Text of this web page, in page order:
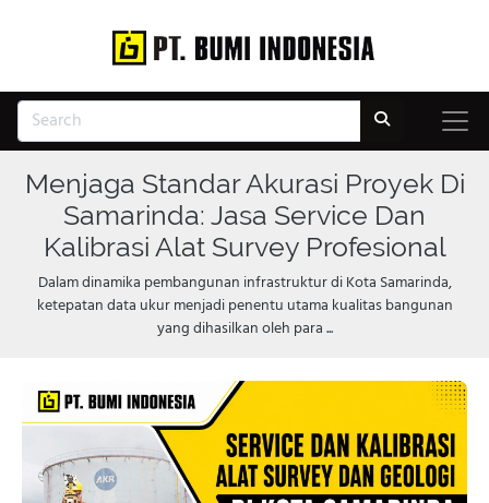
Menjaga Standar Akurasi Proyek Di
Samarinda: Jasa Service Dan
Kalibrasi Alat Survey Profesional
Dalam dinamika pembangunan infrastruktur di Kota Samarinda,
ketepatan data ukur menjadi penentu utama kualitas bangunan
yang dihasilkan oleh para ...